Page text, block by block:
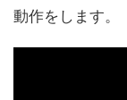
動作をします。